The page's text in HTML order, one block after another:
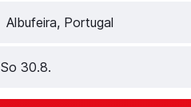
Albufeira, Portugal
So 30.8.